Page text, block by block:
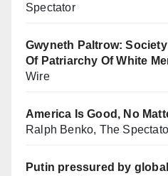
Spectator
Gwyneth Paltrow:
Of Patriarchy Of White
Wire
America Is Good, No
Ralph Benko, The
Putin pressured by